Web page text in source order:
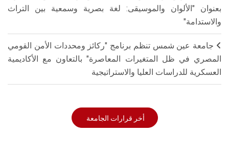
بعنوان "الألوان والموسيقى: لغة بصرية وسمعية بين التراث
والاستدامة"
جامعة عين شمس تنظم برنامج "ركائز ومحددات الأمن القومي
المصري في ظل المتغيرات المعاصرة" بالتعاون مع الأكاديمية
العسكرية للدراسات العليا والاستراتيجية
أخر قرارات الجامعة